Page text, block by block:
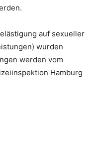
auf sexueller
wurden
werden vom
Hamburg